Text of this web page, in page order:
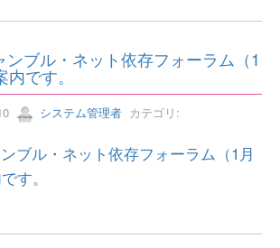
ブル・ネット依存フォーラム（1
です。
システム管理者 カテゴリ:
ブル・ネット依存フォーラム（1月
す。